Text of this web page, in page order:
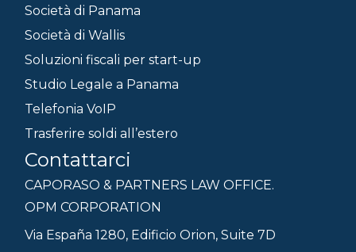
Società di Panama
Società di Wallis
Soluzioni fiscali per start-up
Studio Legale a Panama
Telefonia VoIP
Trasferire soldi all’estero
Contattarci
CAPORASO & PARTNERS LAW OFFICE.
OPM CORPORATION
Via España 1280, Edificio Orion, Suite 7D